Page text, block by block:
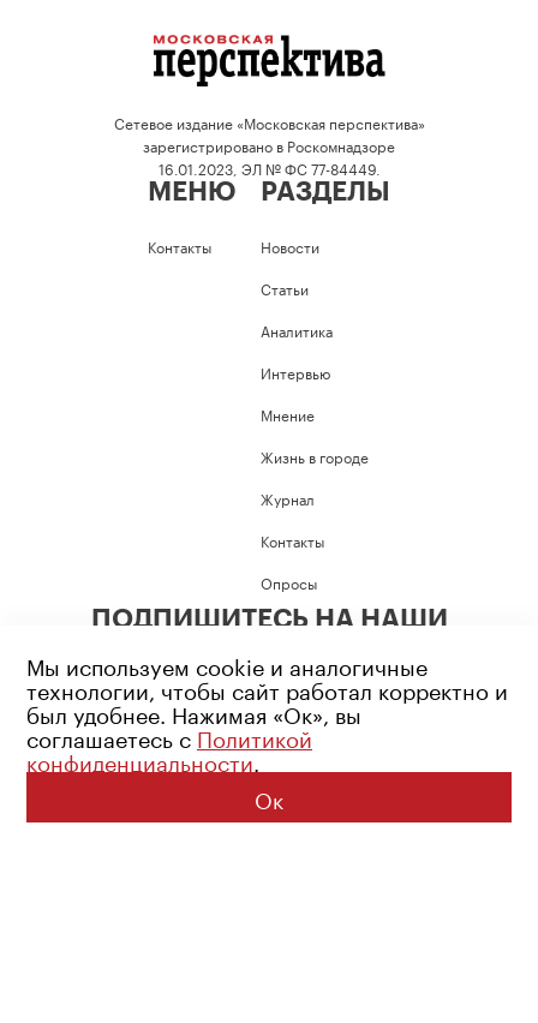
Сетевое издание «Московская перспектива»
зарегистрировано в Роскомнадзоре
16.01.2023, ЭЛ № ФС 77-84449.
МЕНЮ
Контакты
РАЗДЕЛЫ
Новости
Статьи
Аналитика
Интервью
Мнение
Жизнь в городе
Журнал
Контакты
Опросы
ПОДПИШИТЕСЬ НА НАШИ
Возрастное ограничение: 16+
Политика конфиденциальности
© 2026 Все права защищены
Мы используем cookie и аналогичные
технологии, чтобы сайт работал корректно и
был удобнее. Нажимая «Ок», вы
соглашаетесь с Политикой
конфиденциальности.
Ок